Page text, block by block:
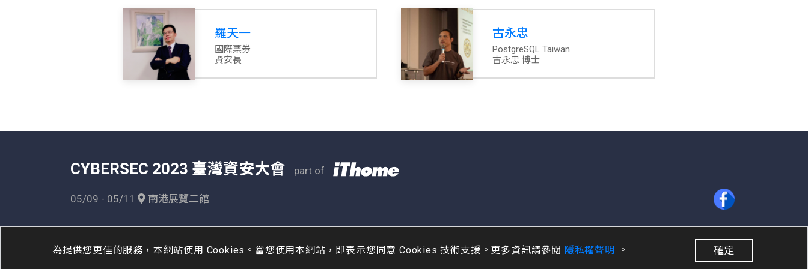
羅天一
國際票券
資安長
古永忠
PostgreSQL Taiwan
古永忠 博士
為提供您更佳的服務，本網站使用 Cookies。當您使用本網站，即表示您同意 Cookies 技術支援。更多資訊請參閱 隱私權聲明 。 確定
CYBERSEC 2023 臺灣資安大會 part of
05/09 - 05/11 南港展覽二館
大會服務小組cybersec@ithome.tw
Copyright © 2023 iThome 電週文化事業股份有限公司 | 統一編號 : 12948944